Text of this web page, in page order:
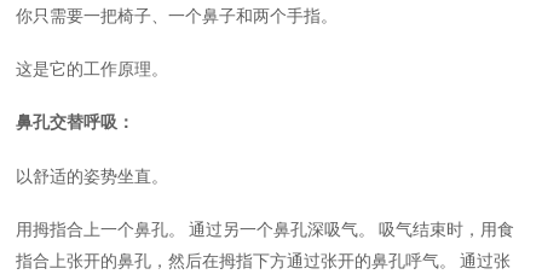
你只需要一把椅子、一个鼻子和两个手指。
这是它的工作原理。
鼻孔交替呼吸：
以舒适的姿势坐直。
用拇指合上一个鼻孔。 通过另一个鼻孔深吸气。 吸气结束时，用食
指合上张开的鼻孔，然后在拇指下方通过张开的鼻孔呼气。 通过张